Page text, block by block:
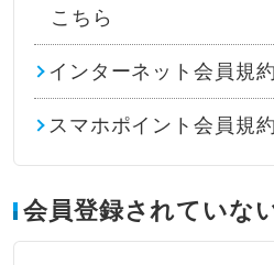
こちら
インターネット会員規
スマホポイント会員規
会員登録されていな